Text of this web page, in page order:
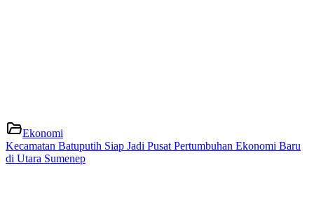
Ekonomi
Kecamatan Batuputih Siap Jadi Pusat Pertumbuhan Ekonomi Baru
di Utara Sumenep